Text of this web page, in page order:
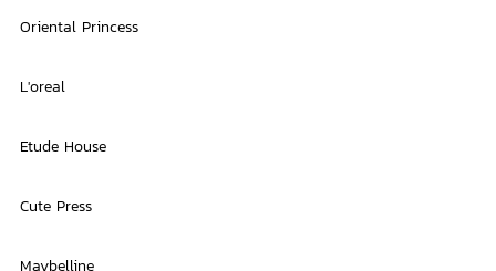
Oriental Princess
L'oreal
Etude House
Cute Press
Maybelline